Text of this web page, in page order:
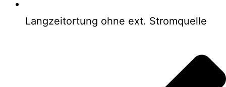
Langzeitortung ohne ext. Stromquelle